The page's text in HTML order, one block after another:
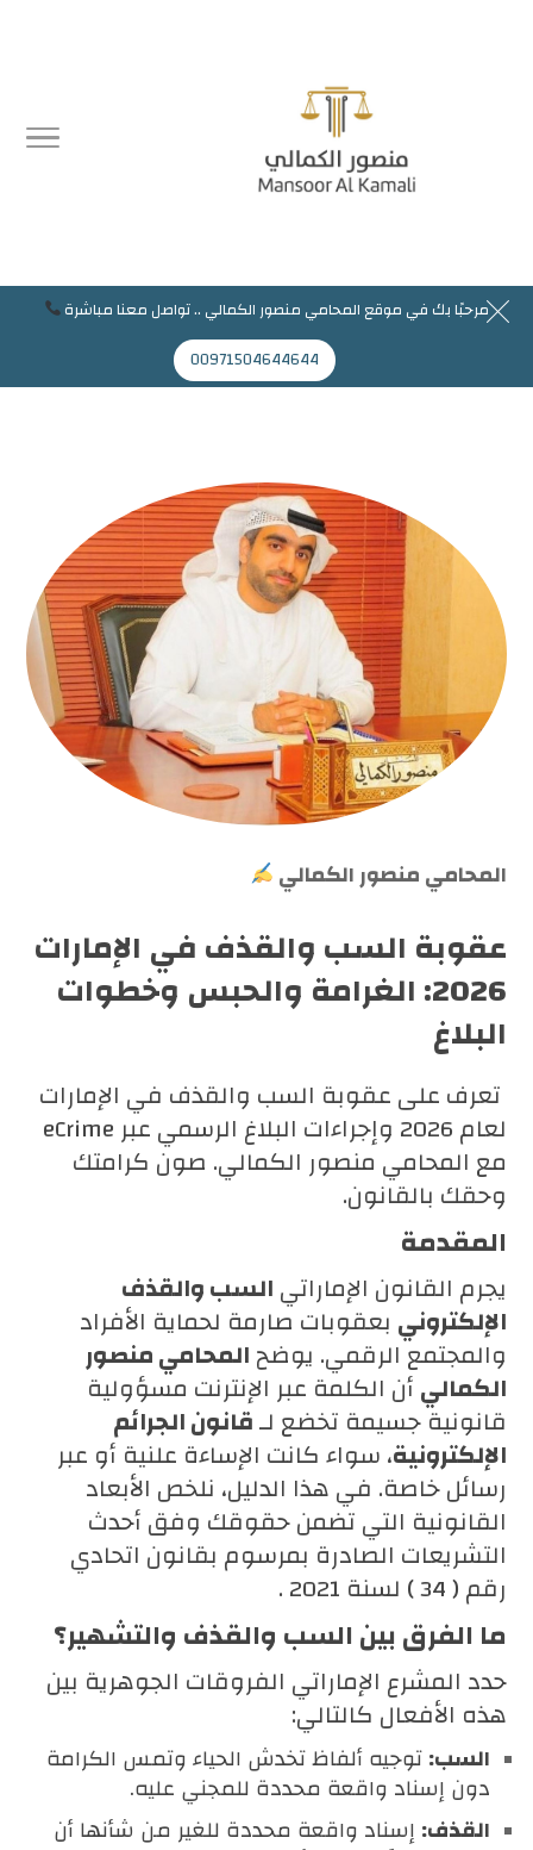
مرحبًا بك في موقع المحامي منصور الكمالي .. تواصل معنا مباشرة
00971504644644
مرحبا بك في موقع المحامي منصور الكمالي
00971504644644
Mansoor@jaflaws.com
المحامي منصور الكمالي
عقوبة السب والقذف في الإمارات
2026: الغرامة والحبس وخطوات
البلاغ
تعرف على عقوبة السب والقذف في الإمارات
لعام 2026 وإجراءات البلاغ الرسمي عبر eCrime
مع المحامي منصور الكمالي. صون كرامتك
وحقك بالقانون.
المقدمة
يجرم القانون الإماراتيالسب والقذف
الإلكتروني بعقوبات صارمة لحماية الأفراد
والمجتمع الرقمي. يوضحالمحامي منصور
الكماليأن الكلمة عبر الإنترنت مسؤولية
قانونية جسيمة تخضع لـقانون الجرائم
الإلكترونية، سواء كانت الإساءة علنية أو عبر
رسائل خاصة. في هذا الدليل، نلخص الأبعاد
القانونية التي تضمن حقوقك وفق أحدث
التشريعات الصادرة بمرسوم بقانون اتحادي
رقم ( 34 ) لسنة 2021 .
ما الفرق بين السب والقذف والتشهير؟
حدد المشرع الإماراتي الفروقات الجوهرية بين
هذه الأفعال كالتالي:
السب:توجيه ألفاظ تخدش الحياء وتمس الكرامة
دون إسناد واقعة محددة للمجني عليه.
القذف: إسناد واقعة محددة للغير من شأنها أن